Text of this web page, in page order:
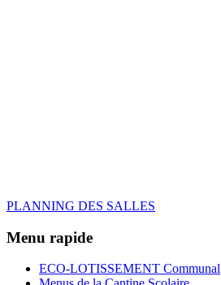
PLANNING DES SALLES
Menu rapide
ECO-LOTISSEMENT Communal